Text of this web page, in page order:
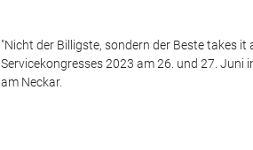
"Nicht der Billigste, sondern der Beste takes it
Servicekongresses 2023 am 26. und 27.
am Neckar.